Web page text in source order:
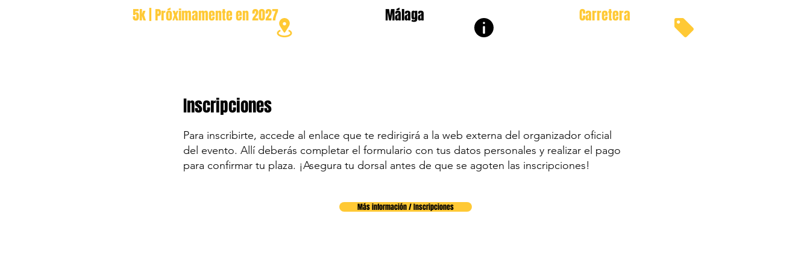
5k | Próximamente en 2027 Málaga Carretera
Inscripciones
Para inscribirte, accede al enlace que te redirigirá a la web externa del organizador oficial
del evento. Allí deberás completar el formulario con tus datos personales y realizar el pago
para confirmar tu plaza. ¡Asegura tu dorsal antes de que se agoten las inscripciones!
Más información / Inscripciones